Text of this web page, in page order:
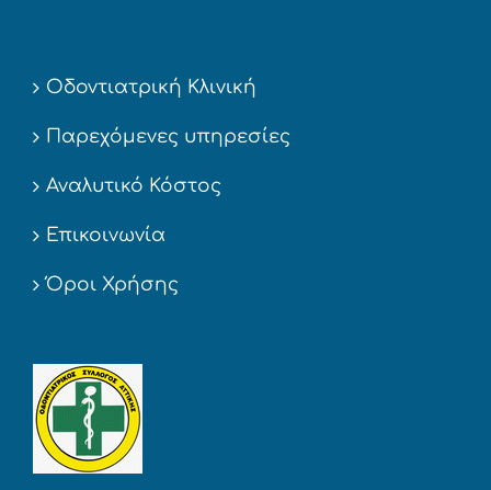
Οδοντιατρική Κλινική
Παρεχόμενες υπηρεσίες
Αναλυτικό Κόστος
Επικοινωνία
Όροι Χρήσης